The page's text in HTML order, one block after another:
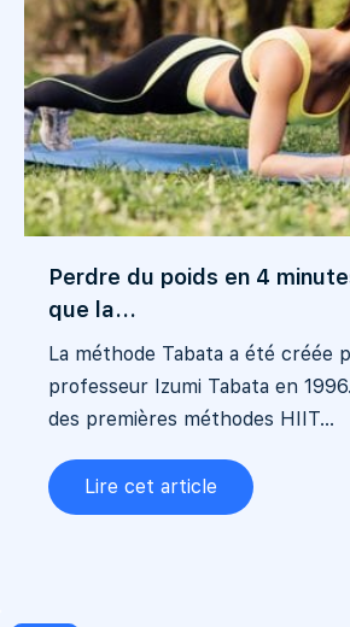
Perdre du poids en 4
que la...
La méthode Tabata a été créée
professeur Izumi Tabata en
des premières méthodes HIIT...
Lire cet article